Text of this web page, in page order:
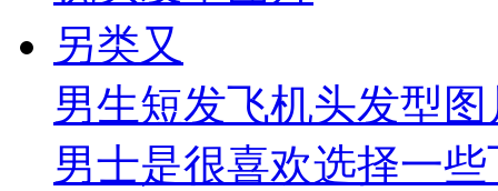
男生短发飞机头发型
男士是很喜欢选择一